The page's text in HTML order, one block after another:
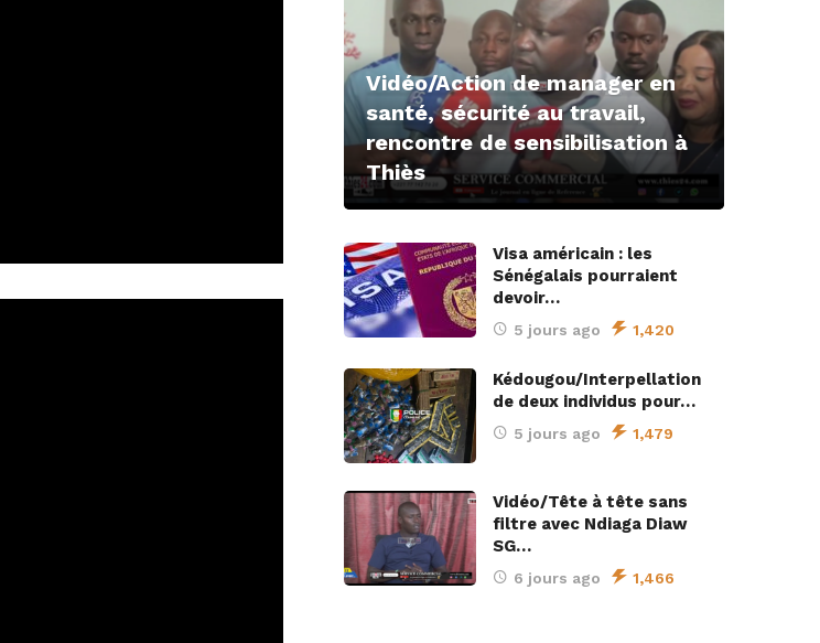
Vidéo/Action de manager en
santé, sécurité au travail,
rencontre de sensibilisation à
Thiès
Visa américain : les
Sénégalais pourraient
devoir…
5 jours ago 1,420
Kédougou/Interpellation
de deux individus pour…
5 jours ago 1,479
Vidéo/Tête à tête sans
filtre avec Ndiaga Diaw
SG…
6 jours ago 1,466